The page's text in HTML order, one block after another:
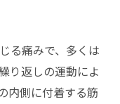
アとストレッチ
る痛みで、多くは
り返しの運動によ
内側に付着する筋